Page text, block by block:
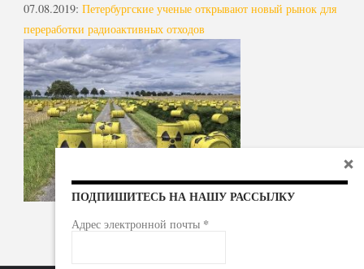
07.08.2019: Петербургские ученые открывают новый рынок для
переработки радиоактивных отходов
ПОДПИШИТЕСЬ НА НАШУ РАССЫЛКУ
Адрес электронной почты *